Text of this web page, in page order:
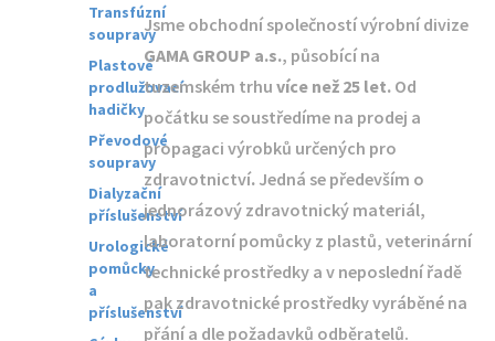
Transfúzní
soupravy
Plastové
prodlužovací
hadičky
Převodové
soupravy
Dialyzační
příslušenství
Urologické
pomůcky
a
příslušenství
Jsme obchodní společností výrobní divize
GAMA GROUP a.s., působící na
tuzemském trhuvíce než 25 let. Od
počátku se soustředíme na prodej a
propagaci výrobků určených pro
zdravotnictví. Jedná se především o
jednorázový zdravotnický materiál,
laboratorní pomůcky z plastů, veterinární
technické prostředky a v neposlední řadě
pak zdravotnické prostředky vyráběné na
přání a dle požadavků odběratelů.